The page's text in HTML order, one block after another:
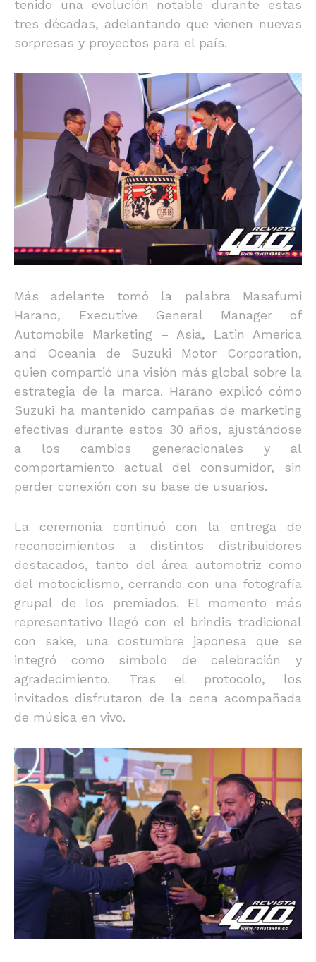
tenido una evolución notable durante estas
tres décadas, adelantando que vienen nuevas
sorpresas y proyectos para el país.
Más adelante tomó la palabra Masafumi
Harano, Executive General Manager of
Automobile Marketing – Asia, Latin America
and Oceania de Suzuki Motor Corporation,
quien compartió una visión más global sobre la
estrategia de la marca. Harano explicó cómo
Suzuki ha mantenido campañas de marketing
efectivas durante estos 30 años, ajustándose
a los cambios generacionales y al
comportamiento actual del consumidor, sin
perder conexión con su base de usuarios.
La ceremonia continuó con la entrega de
reconocimientos a distintos distribuidores
destacados, tanto del área automotriz como
del motociclismo, cerrando con una fotografía
grupal de los premiados. El momento más
representativo llegó con el brindis tradicional
con sake, una costumbre japonesa que se
integró como símbolo de celebración y
agradecimiento. Tras el protocolo, los
invitados disfrutaron de la cena acompañada
de música en vivo.